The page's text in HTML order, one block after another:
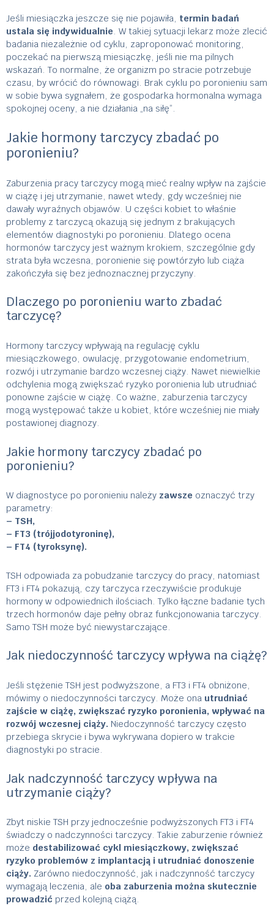
Jeśli miesiączka jeszcze się nie pojawiła, termin badań
ustala się indywidualnie. W takiej sytuacji lekarz może zlecić
badania niezależnie od cyklu, zaproponować monitoring,
poczekać na pierwszą miesiączkę, jeśli nie ma pilnych
wskazań. To normalne, że organizm po stracie potrzebuje
czasu, by wrócić do równowagi. Brak cyklu po poronieniu sam
w sobie bywa sygnałem, że gospodarka hormonalna wymaga
spokojnej oceny, a nie działania „na siłę”.
Jakie hormony tarczycy zbadać po
poronieniu?
Zaburzenia pracy tarczycy mogą mieć realny wpływ na zajście
w ciążę i jej utrzymanie, nawet wtedy, gdy wcześniej nie
dawały wyraźnych objawów. U części kobiet to właśnie
problemy z tarczycą okazują się jednym z brakujących
elementów diagnostyki po poronieniu. Dlatego ocena
hormonów tarczycy jest ważnym krokiem, szczególnie gdy
strata była wczesna, poronienie się powtórzyło lub ciąża
zakończyła się bez jednoznacznej przyczyny.
Dlaczego po poronieniu warto zbadać
tarczycę?
Hormony tarczycy wpływają na regulację cyklu
miesiączkowego, owulację, przygotowanie endometrium,
rozwój i utrzymanie bardzo wczesnej ciąży. Nawet niewielkie
odchylenia mogą zwiększać ryzyko poronienia lub utrudniać
ponowne zajście w ciążę. Co ważne, zaburzenia tarczycy
mogą występować także u kobiet, które wcześniej nie miały
postawionej diagnozy.
Jakie hormony tarczycy zbadać po
poronieniu?
W diagnostyce po poronieniu należy zawszeoznaczyć trzy
parametry:
– TSH,
– FT3 (trójjodotyroninę),
– FT4 (tyroksynę).
TSH odpowiada za pobudzanie tarczycy do pracy, natomiast
FT3 i FT4 pokazują, czy tarczyca rzeczywiście produkuje
hormony w odpowiednich ilościach. Tylko łączne badanie tych
trzech hormonów daje pełny obraz funkcjonowania tarczycy.
Samo TSH może być niewystarczające.
Jak niedoczynność tarczycy wpływa na ciążę?
Jeśli stężenie TSH jest podwyższone, a FT3 i FT4 obniżone,
mówimy o niedoczynności tarczycy. Może ona utrudniać
zajście w ciążę, zwiększać ryzyko poronienia, wpływać na
rozwój wczesnej ciąży. Niedoczynność tarczycy często
przebiega skrycie i bywa wykrywana dopiero w trakcie
diagnostyki po stracie.
Jak nadczynność tarczycy wpływa na
utrzymanie ciąży?
Zbyt niskie TSH przy jednocześnie podwyższonych FT3 i FT4
świadczy o nadczynności tarczycy. Takie zaburzenie również
może destabilizować cykl miesiączkowy, zwiększać
ryzyko problemów z implantacją i utrudniać donoszenie
ciąży. Zarówno niedoczynność, jak i nadczynność tarczycy
wymagają leczenia, ale oba zaburzenia można skutecznie
prowadzić przed kolejną ciążą.